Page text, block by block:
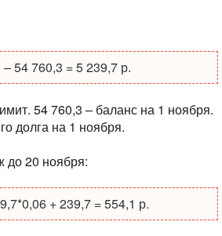
54 760,3 = 5 239,7 р.
54 760,3 – баланс на 1 ноября.
долга на 1 ноября.
до 20 ноября:
+ 239,7 = 554,1 р.